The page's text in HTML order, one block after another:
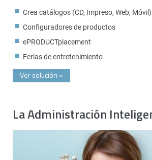
Crea catálogos (CD, Impreso, Web, Móvil)
Configuradores de productos
ePRODUCTplacement
Ferias de entretenimiento
Ver solución »
La Administración